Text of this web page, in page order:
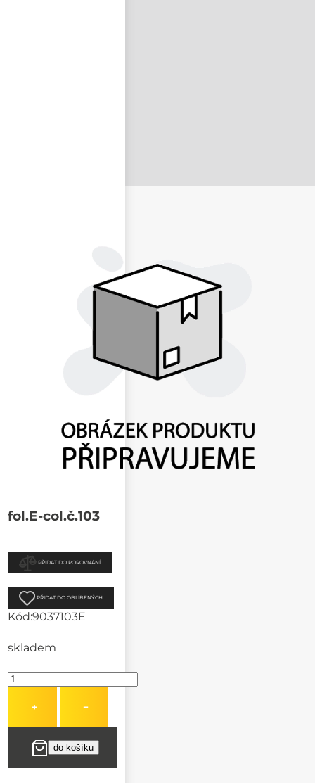
fol.E-col.č.103
PŘIDAT DO POROVNÁNÍ
PŘIDAT DO OBLÍBENÝCH
Kód:9037103E
skladem
+ −